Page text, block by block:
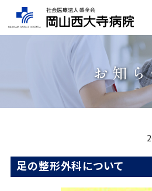
お知
足の整形外科について